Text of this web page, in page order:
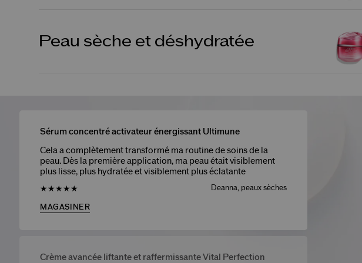
Peau sèche et déshydratée
Sérum concentré activateur énergissant Ultimune
Cela a complètement transformé ma routine de soins de la
peau. Dès la première application, ma peau était visiblement
plus lisse, plus hydratée et visiblement plus éclatante
★★★★★
Deanna, peaux sèches
MAGASINER
Crème avancée liftante et raffermissante Vital Perfection